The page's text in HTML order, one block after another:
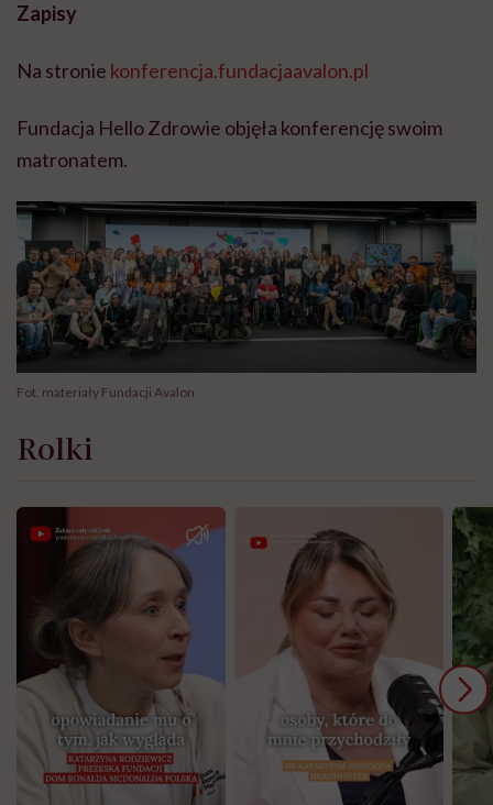
Zapisy
Na stronie konferencja.fundacjaavalon.pl
Fundacja Hello Zdrowie objęła konferencję swoim
matronatem.
Fot. materiały Fundacji Avalon
Rolki